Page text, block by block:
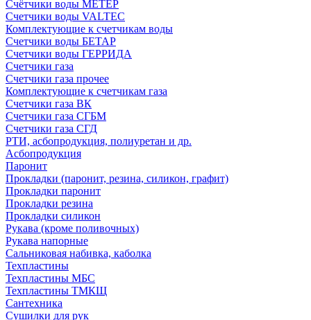
Счётчики воды МЕТЕР
Счетчики воды VALTEC
Комплектующие к счетчикам воды
Счетчики воды БЕТАР
Счетчики воды ГЕРРИДА
Счетчики газа
Счетчики газа прочее
Комплектующие к счетчикам газа
Счетчики газа ВК
Счетчики газа СГБМ
Счетчики газа СГД
РТИ, асбопродукция, полиуретан и др.
Асбопродукция
Паронит
Прокладки (паронит, резина, силикон, графит)
Прокладки паронит
Прокладки резина
Прокладки силикон
Рукава (кроме поливочных)
Рукава напорные
Сальниковая набивка, каболка
Техпластины
Техпластины МБС
Техпластины ТМКЩ
Сантехника
Сушилки для рук